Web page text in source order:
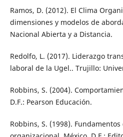
Ramos, D. (2012). El Clima
dimensiones y modelos de
Nacional Abierta y a Distancia.
Redolfo, L. (2017). Liderazgo
laboral de la Ugel.. Trujillo:
Robbins, S. (2004).
D.F.: Pearson Educación.
Robbins, S. (1998).